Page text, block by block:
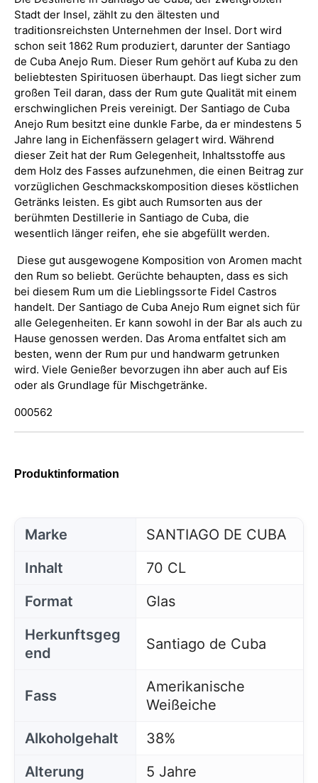
Stadt der Insel, zählt zu den ältesten und
traditionsreichsten Unternehmen der Insel. Dort wird
schon seit 1862 Rum produziert, darunter der Santiago
de Cuba Anejo Rum. Dieser Rum gehört auf Kuba zu den
beliebtesten Spirituosen überhaupt. Das liegt sicher zum
großen Teil daran, dass der Rum gute Qualität mit einem
erschwinglichen Preis vereinigt. Der Santiago de Cuba
Anejo Rum besitzt eine dunkle Farbe, da er mindestens 5
Jahre lang in Eichenfässern gelagert wird. Während
dieser Zeit hat der Rum Gelegenheit, Inhaltsstoffe aus
dem Holz des Fasses aufzunehmen, die einen Beitrag zur
vorzüglichen Geschmackskomposition dieses köstlichen
Getränks leisten. Es gibt auch Rumsorten aus der
berühmten Destillerie in Santiago de Cuba, die
wesentlich länger reifen, ehe sie abgefüllt werden.
Diese gut ausgewogene Komposition von Aromen macht
den Rum so beliebt. Gerüchte behaupten, dass es sich
bei diesem Rum um die Lieblingssorte Fidel Castros
handelt. Der Santiago de Cuba Anejo Rum eignet sich für
alle Gelegenheiten. Er kann sowohl in der Bar als auch zu
Hause genossen werden. Das Aroma entfaltet sich am
besten, wenn der Rum pur und handwarm getrunken
wird. Viele Genießer bevorzugen ihn aber auch auf Eis
oder als Grundlage für Mischgetränke.
000562
Produktinformation
Marke
SANTIAGO DE CUBA
Inhalt
70 CL
Format
Glas
Herkunftsgeg
end
Santiago de Cuba
Fass
Amerikanische
Weißeiche
Alkoholgehalt
38%
Alterung
5 Jahre